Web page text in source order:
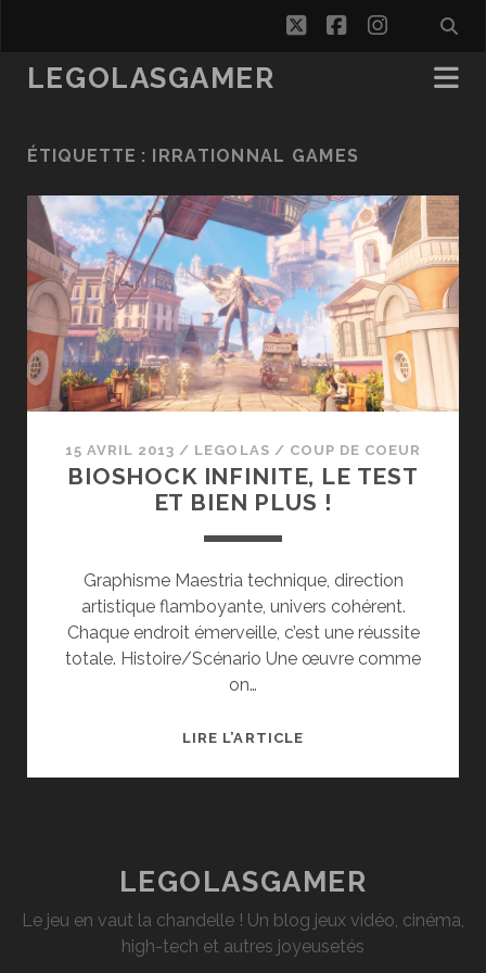
twitterfacebook
LEGOLASGAMER
ÉTIQUETTE : IRRATIONNAL GAMES
15 AVRIL 2013 / LEGOLAS / COUP DE COEUR
BIOSHOCK INFINITE, LE TEST
ET BIEN PLUS !
Graphisme Maestria technique, direction
artistique flamboyante, univers cohérent.
Chaque endroit émerveille, c’est une réussite
totale. Histoire/Scénario Une œuvre comme
on…
LIRE L’ARTICLEBIOSHOCK
PLUS
!
LEGOLASGAMER
Le jeu en vaut la chandelle ! Un blog jeux vidéo, cinéma,
high-tech et autres joyeusetés